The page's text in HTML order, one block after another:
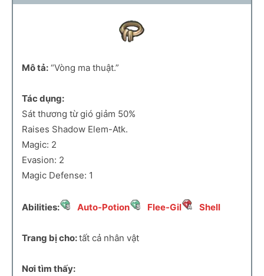
Mô tả: “Vòng ma thuật.”
Tác dụng:
Sát thương từ gió giảm 50%
Raises Shadow Elem-Atk.
Magic: 2
Evasion: 2
Magic Defense: 1
Abilities: Auto-Potion Flee-Gil Shell
Trang bị cho:tất cả nhân vật
Nơi tìm thấy: